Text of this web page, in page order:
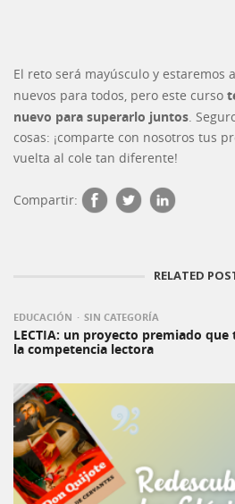
El reto será mayúsculo y estaremos
nuevos para todos, pero este curso
nuevo para superarlo juntos.
cosas: ¡comparte con nosotros tus
vuelta al cole tan diferente!
Compartir:
RELATED
EDUCACIÓN SIN CATEGORÍA
LECTIA: un proyecto premiado
la competencia lectora